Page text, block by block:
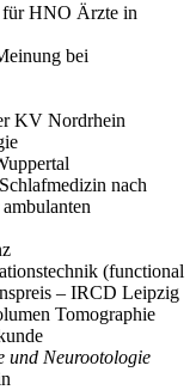
für HNO Ärzte in
bei
KV Nordrhein
nach
(functional
– IRCD Leipzig
Tomographie
und Neurootologie